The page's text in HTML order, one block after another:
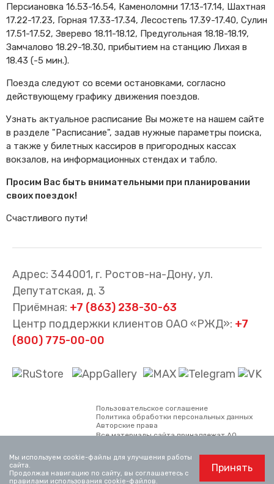
Персиановка 16.53-16.54, Каменоломни 17.13-17.14, Шахтная
17.22-17.23, Горная 17.33-17.34, Лесостепь 17.39-17.40, Сулин
17.51-17.52, Зверево 18.11-18.12, Предугольная 18.18-18.19,
Замчалово 18.29-18.30, прибытием на станцию Лихая в
18.43 (-5 мин.).
Поезда следуют со всеми остановками, согласно
действующему графику движения поездов.
Узнать актуальное расписание Вы можете на нашем сайте
в разделе "Расписание", задав нужные параметры поиска,
а также у билетных кассиров в пригородных кассах
вокзалов, на информационных стендах и табло.
Просим Вас быть внимательными при планировании
своих поездок!
Счастливого пути!
Адрес: 344001, г. Ростов-на-Дону, ул.
Депутатская, д. 3
Приёмная: +7 (863) 238-30-63
Центр поддержки клиентов ОАО «РЖД»: +7
(800) 775-00-00
Пользовательское соглашение
Политика обработки персональных данных
Авторские права
Все материалы сайта принадлежат АО
пассажирская компания. Использование
материалов, опубликованных на сайте,
возможно только со ссылкой на сайт.
Официальный сайт ОАО «РЖД»
Мы используем cookie-файлы для улучшения работы
сайта.
Продолжая навигацию по сайту, вы соглашаетесь с
правилами использования cookie-файлов.
Принять